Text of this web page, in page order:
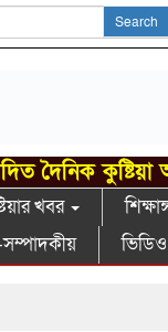
Search
দৈনিক কুষ্টিয়া
খবর